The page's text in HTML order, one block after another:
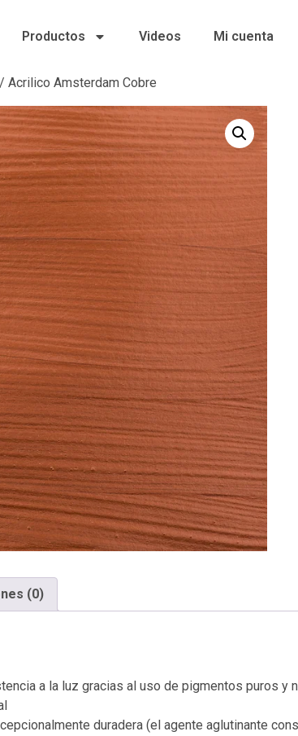
Productos Videos Mi cuenta
/ Acrilico Amsterdam Cobre
(0)
a la luz gracias al uso de pigmentos puros
duradera (el agente aglutinante